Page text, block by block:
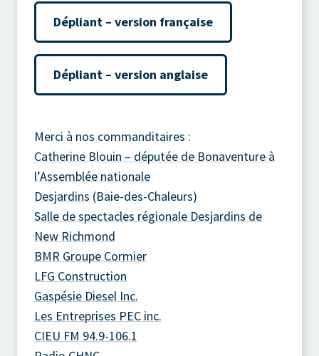
Dépliant – version française
Dépliant – version anglaise
Merci à nos commanditaires :
Catherine Blouin – députée de Bonaventure à
l’Assemblée nationale
Desjardins (Baie-des-Chaleurs)
Salle de spectacles régionale Desjardins de
New Richmond
BMR Groupe Cormier
LFG Construction
Gaspésie Diesel Inc.
Les Entreprises PEC inc.
CIEU FM 94.9-106.1